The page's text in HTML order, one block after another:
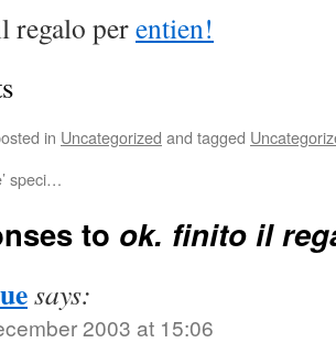
regalo perentien!
in Uncategorized and tagged
speci…
to ok. finito il
says:
2003 at 15:06